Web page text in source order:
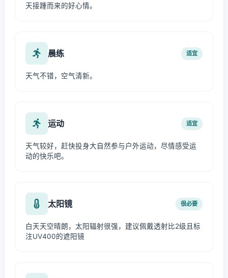
天接踵而来的好心情。
晨练 适宜
天气不错，空气清新。
运动 适宜
天气较好，赶快投身大自然参与户外运动，尽情感受运
动的快乐吧。
太阳镜 很必要
白天天空晴朗，太阳辐射很强，建议佩戴透射比2级且标
注UV400的遮阳镜